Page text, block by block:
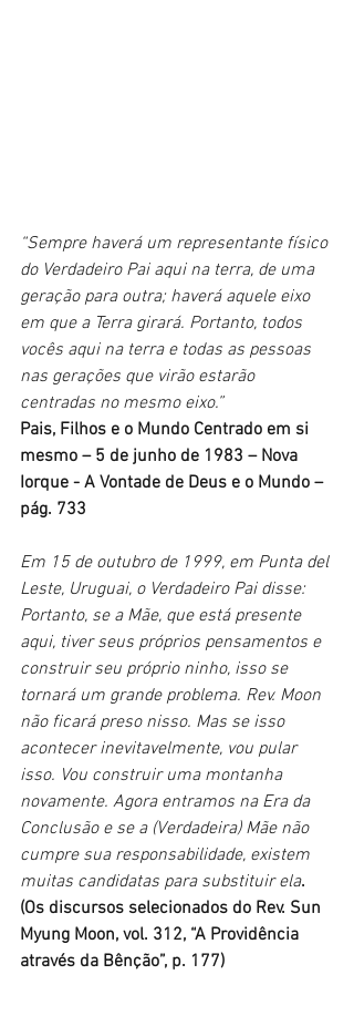
“Sempre haverá um representante físico
do Verdadeiro Pai aqui na terra, de uma
geração para outra; haverá aquele eixo
em que a Terra girará. Portanto, todos
vocês aqui na terra e todas as pessoas
nas gerações que virão estarão
centradas no mesmo eixo.”
Pais, Filhos e o Mundo Centrado em si
mesmo – 5 de junho de 1983 – Nova
Iorque - A Vontade de Deus e o Mundo –
pág. 733
Em 15 de outubro de 1999, em Punta del
Leste, Uruguai, o Verdadeiro Pai disse:
Portanto, se a Mãe, que está presente
aqui, tiver seus próprios pensamentos e
construir seu próprio ninho, isso se
tornará um grande problema. Rev. Moon
não ficará preso nisso. Mas se isso
acontecer inevitavelmente, vou pular
isso. Vou construir uma montanha
novamente. Agora entramos na Era da
Conclusão e se a (Verdadeira) Mãe não
cumpre sua responsabilidade, existem
muitas candidatas para substituir ela.
(Os discursos selecionados do Rev. Sun
Myung Moon, vol. 312, “A Providência
através da Bênção”, p. 177)